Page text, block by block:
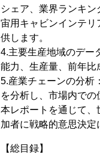
シェア、業界ランキ
宙用キャビンインテ
供します。
4.主要生産地域のデー
能力、生産量、前年比
5.産業チェーンの分析
を分析し、市場内での
本レポートを通じて
加者に戦略的意思決定
【総目録】